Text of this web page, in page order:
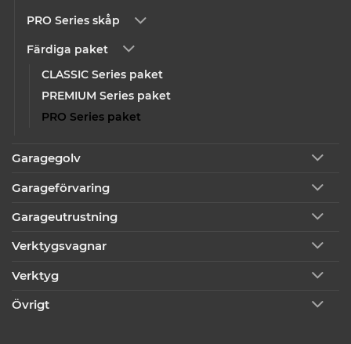
PRO Series skåp
Färdiga paket
CLASSIC Series paket
PREMIUM Series paket
PRO Series paket
Garagegolv
Garageförvaring
Garageutrustning
Verktygsvagnar
Verktyg
Övrigt